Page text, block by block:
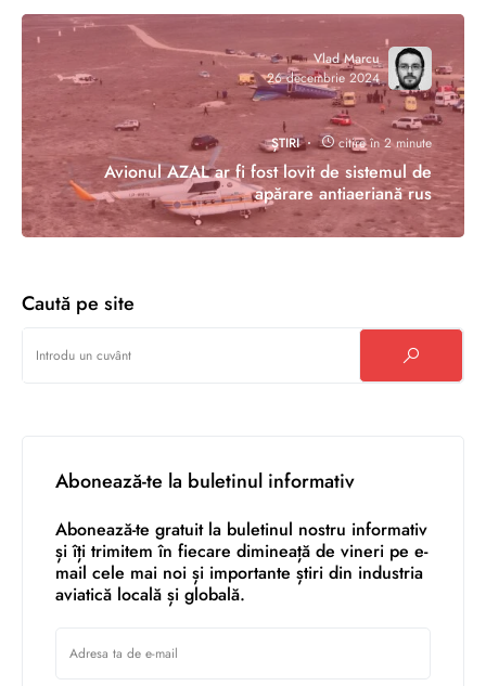
Vlad Marcu
26 decembrie 2024
ȘTIRI citire în 2 minute
Avionul AZAL ar fi fost lovit de sistemul de
apărare antiaeriană rus
Caută pe site
Abonează-te la buletinul informativ
Abonează-te gratuit la buletinul nostru informativ
și îți trimitem în fiecare dimineață de vineri pe e-
mail cele mai noi și importante știri din industria
aviatică locală și globală.